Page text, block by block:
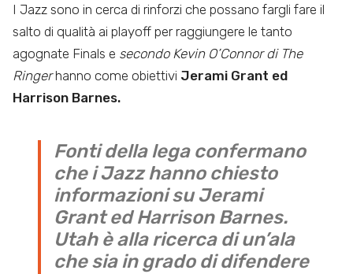
I Jazz sono in cerca di rinforzi che possano fargli fare il
salto di qualità ai playoff per raggiungere le tanto
agognate Finals e secondo Kevin O’Connor di The
Ringerhanno come obiettivi Jerami Grant ed
Harrison Barnes.
Fonti della lega confermano
che i Jazz hanno chiesto
informazioni su Jerami
Grant ed Harrison Barnes.
Utah è alla ricerca di un’ala
che sia in grado di difendere